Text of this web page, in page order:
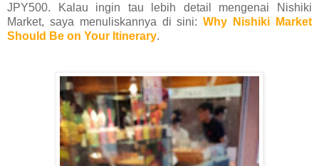
JPY500. Kalau ingin tau lebih detail mengenai Nishiki
Market, saya menuliskannya di sini:Why Nishiki Market
Should Be on Your Itinerary.